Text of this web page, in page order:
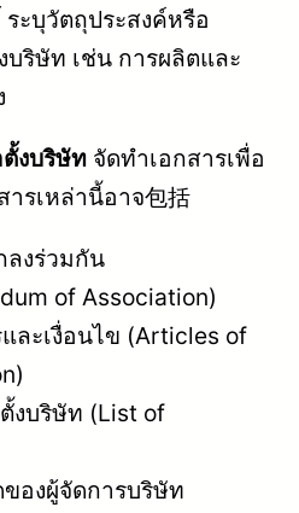
ระบุวัตถุประสงค์หรือ
ริษัท เช่น การผลิตและ
งบริษัท จัดทำเอกสารเพื่อ
ารเหล่านี้อาจ包括
งร่วมกัน
of Association)
ละเงื่อนไข (Articles of
งบริษัท (List of
ของผู้จัดการบริษัท